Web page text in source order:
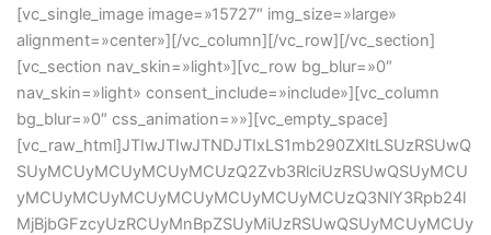
[vc_single_image image=»15727″ img_size=»large»
alignment=»center»][/vc_column][/vc_row][/vc_section]
[vc_section nav_skin=»light»][vc_row bg_blur=»0″
nav_skin=»light» consent_include=»include»][vc_column
bg_blur=»0″ css_animation=»»][vc_empty_space]
[vc_raw_html]JTIwJTIwJTNDJTIxLS1mb290ZXItLSUzRSUwQ
SUyMCUyMCUyMCUyMCUzQ2Zvb3RlciUzRSUwQSUyMCU
yMCUyMCUyMCUyMCUyMCUyMCUyMCUzQ3NlY3Rpb24l
MjBjbGFzcyUzRCUyMnBpZSUyMiUzRSUwQSUyMCUyMCUy